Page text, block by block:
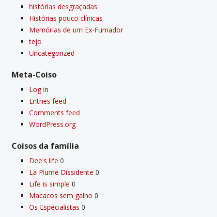
histórias desgraçadas
Histórias pouco clí­nicas
Memórias de um Ex-Fumador
tejo
Uncategorized
Meta-Coiso
Log in
Entries feed
Comments feed
WordPress.org
Coisos da famí­lia
Dee's life 0
La Plume Dissidente 0
Life is simple 0
Macacos sem galho 0
Os Especialistas 0